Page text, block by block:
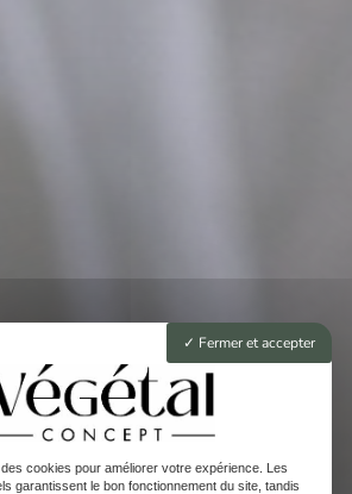
Fermer et accepter
cookies pour améliorer votre expérience. Les
garantissent le bon fonctionnement du site, tandis